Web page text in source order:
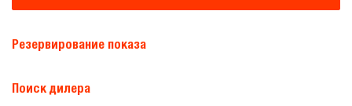
Резервирование показа
Поиск дилера